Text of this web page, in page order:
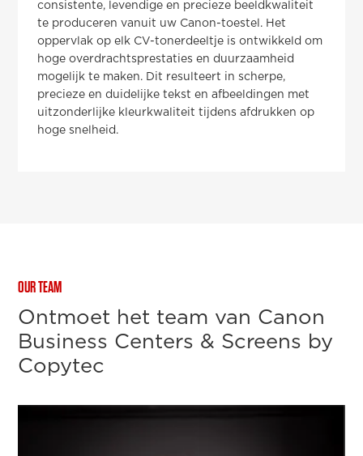
consistente, levendige en precieze beeldkwaliteit
te produceren vanuit uw Canon-toestel. Het
oppervlak op elk CV-tonerdeeltje is ontwikkeld om
hoge overdrachtsprestaties en duurzaamheid
mogelijk te maken. Dit resulteert in scherpe,
precieze en duidelijke tekst en afbeeldingen met
uitzonderlijke kleurkwaliteit tijdens afdrukken op
hoge snelheid.
OUR TEAM
Ontmoet het team van Canon
Business Centers & Screens by
Copytec